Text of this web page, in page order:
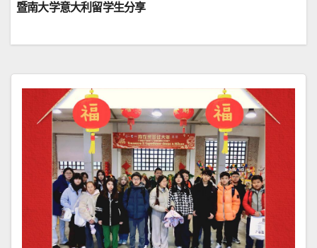
暨南大学意大利留学生分享